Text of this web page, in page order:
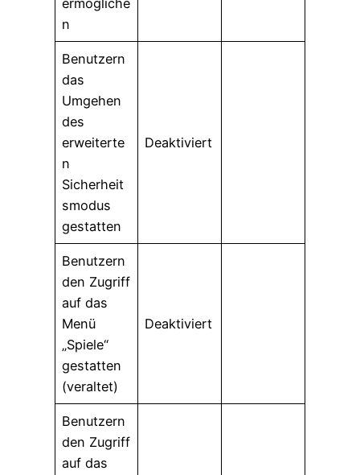
ermögliche
n
Benutzern
das
Umgehen
des
erweiterte
n
Sicherheit
smodus
gestatten
Deaktiviert
Benutzern
den Zugriff
auf das
Menü
„Spiele“
gestatten
(veraltet)
Deaktiviert
Benutzern
den Zugriff
auf das